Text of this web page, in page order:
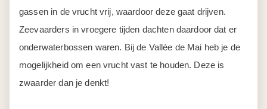
gassen in de vrucht vrij, waardoor deze gaat drijven.
Zeevaarders in vroegere tijden dachten daardoor dat er
onderwaterbossen waren. Bij de Vallée de Mai heb je de
mogelijkheid om een vrucht vast te houden. Deze is
zwaarder dan je denkt!